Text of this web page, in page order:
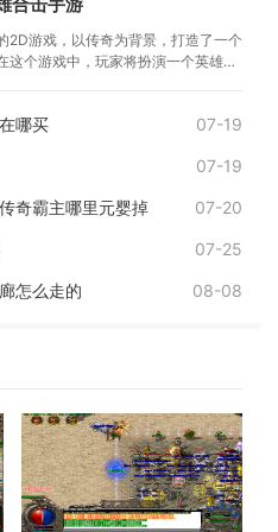
2D游戏，以传奇为背景，打造了一个
这个游戏中，玩家将扮演一个英雄角
哪买 07-19
07-19
奇霸主哪里元婴掉 07-20
07-25
怎么走的 08-08